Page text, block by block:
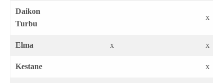
Daikon
Turbu
x
Elma x x
Kestane x